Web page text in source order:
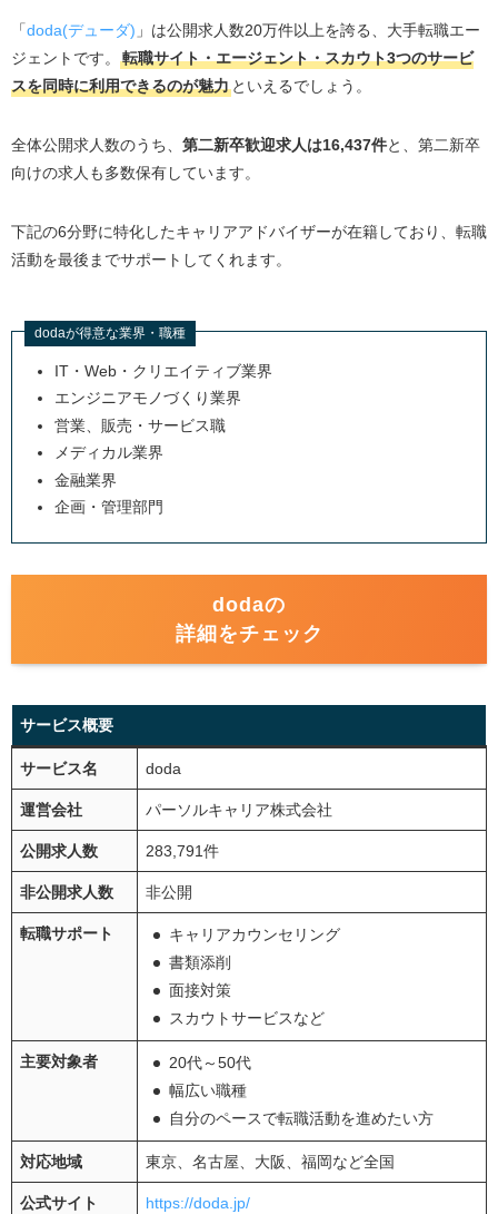
「doda(デューダ) 」は公開求人数20万件以上を誇る、大手転職エー
ジェントです。
転職サイト・エージェント・スカウト3つのサービ
スを同時に利用できるのが魅力といえるでしょう。
全体公開求人数のうち、 第二新卒歓迎求人は16,437件と、第二新卒
向けの求人も多数保有しています。
下記の6分野に特化したキャリアアドバイザーが在籍しており、転職
活動を最後までサポートしてくれます。
dodaが得意な業界・職種
IT・Web・クリエイティブ業界
エンジニアモノづくり業界
営業、販売・サービス職
メディカル業界
金融業界
企画・管理部門
dodaの
詳細をチェック
サービス概要
サービス名 doda
運営会社 パーソルキャリア株式会社
公開求人数 283,791件
非公開求人数 非公開
転職サポート
キャリアカウンセリング
書類添削
面接対策
スカウトサービスなど
主要対象者
20代～50代
幅広い職種
自分のペースで転職活動を進めたい方
対応地域 東京、名古屋、大阪、福岡など全国
公式サイト https://doda.jp/